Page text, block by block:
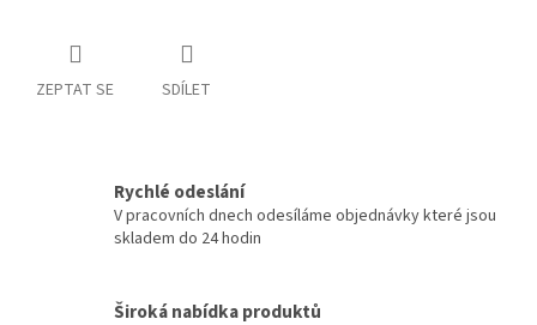
ZEPTAT SE SDÍLET
Rychlé odeslání
V pracovních dnech odesíláme objednávky které jsou
skladem do 24 hodin
Široká nabídka produktů